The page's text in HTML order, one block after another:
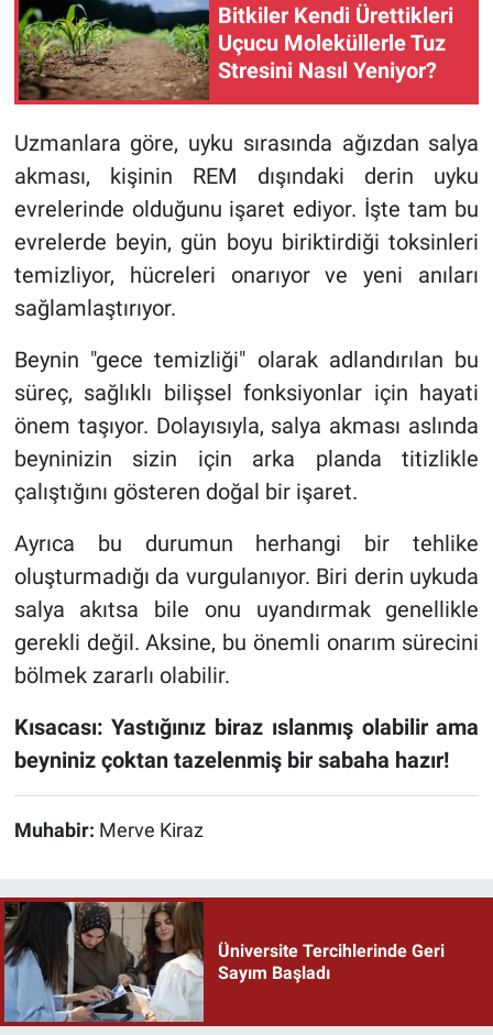
Bitkiler Kendi Ürettikleri
Uçucu Moleküllerle Tuz
Stresini Nasıl Yeniyor?
Uzmanlara göre, uyku sırasında ağızdan salya
akması, kişinin REM dışındaki derin uyku
evrelerinde olduğunu işaret ediyor. İşte tam bu
evrelerde beyin, gün boyu biriktirdiği toksinleri
temizliyor, hücreleri onarıyor ve yeni anıları
sağlamlaştırıyor.
Beynin "gece temizliği" olarak adlandırılan bu
süreç, sağlıklı bilişsel fonksiyonlar için hayati
önem taşıyor. Dolayısıyla, salya akması aslında
beyninizin sizin için arka planda titizlikle
çalıştığını gösteren doğal bir işaret.
Ayrıca bu durumun herhangi bir tehlike
oluşturmadığı da vurgulanıyor. Biri derin uykuda
salya akıtsa bile onu uyandırmak genellikle
gerekli değil. Aksine, bu önemli onarım sürecini
bölmek zararlı olabilir.
Kısacası: Yastığınız biraz ıslanmış olabilir ama
beyniniz çoktan tazelenmiş bir sabaha hazır!
Muhabir: Merve Kiraz
Üniversite Tercihlerinde Geri
Sayım Başladı